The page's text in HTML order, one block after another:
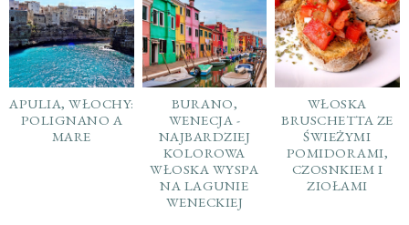
APULIA, WŁOCHY:
POLIGNANO A
MARE
BURANO,
WENECJA -
NAJBARDZIEJ
KOLOROWA
WŁOSKA WYSPA
NA LAGUNIE
WENECKIEJ
WŁOSKA
BRUSCHETTA ZE
ŚWIEŻYMI
POMIDORAMI,
CZOSNKIEM I
ZIOŁAMI